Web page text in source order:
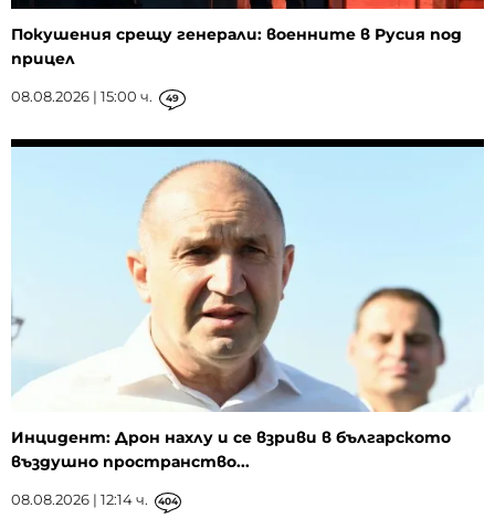
Покушения срещу генерали: военните в Русия под
прицел
08.08.2026 | 15:00 ч. 49
Инцидент: Дрон нахлу и се взриви в българското
въздушно пространство...
08.08.2026 | 12:14 ч. 404